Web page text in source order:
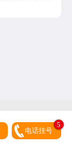
电话挂号
5